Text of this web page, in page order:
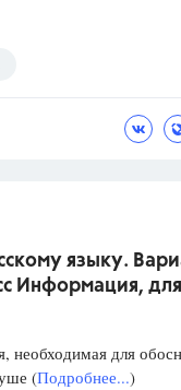
языку.
Информация, для
для
(Подробнее...)